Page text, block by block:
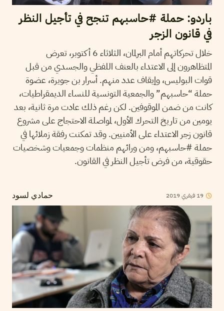
باردو: حملة #حاسبهم تنجح في تأجيل النظر
في قانون الزجر
خلال تحركاتهم أمام البرلمان، الثلاثاء 6 أكتوبر، تعرض
المتظاهرون إلى الاعتداء بالعنف اللفظي والجسدي من قبل
قوات البوليس، وإيقاف عدد منهم. أسرار بن جويرة، عضوة
حملة “حاسبهم” والجمعية التونسية للنساء الديمقراطيات،
كانت من ضمن الموقوفين. لكن رغم ذلك عادت مرة ثانية، بعد
يومين من تاريخ التحرك الأول، لمواصلة الاحتجاج على مشروع
قانون زجر الاعتداء على الأمنيين. وقد تمكنت رفقة زملائها في
حملة #حاسبهم، ومن ورائهم منظمات وجمعيات وشخصيات
حقوقية، من فرض تأجيل النظر في القانون.
حمادي لسود 19 فيفري2019